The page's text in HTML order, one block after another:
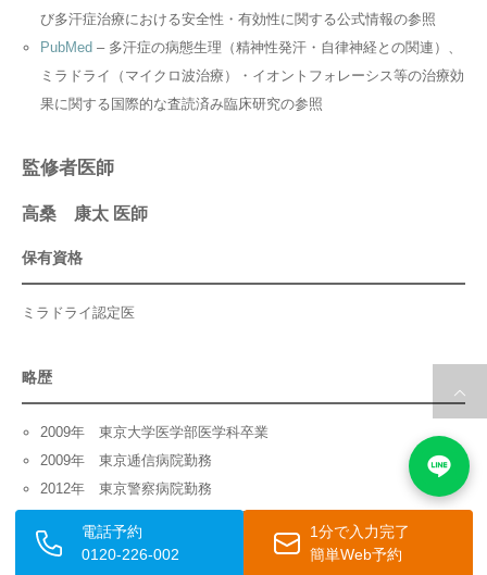
び多汗症治療における安全性・有効性に関する公式情報の参照
PubMed– 多汗症の病態生理（精神性発汗・自律神経との関連）、
ミラドライ（マイクロ波治療）・イオントフォレーシス等の治療効
果に関する国際的な査読済み臨床研究の参照
監修者医師
高桑 康太 医師
保有資格
ミラドライ認定医
略歴
2009年 東京大学医学部医学科卒業
2009年 東京逓信病院勤務
2012年 東京警察病院勤務
2012年 東京大学医学部附属病院勤務
2019年 当院治療責任者就任
電話予約
0120-226-002
1分で入力完了
簡単Web予約